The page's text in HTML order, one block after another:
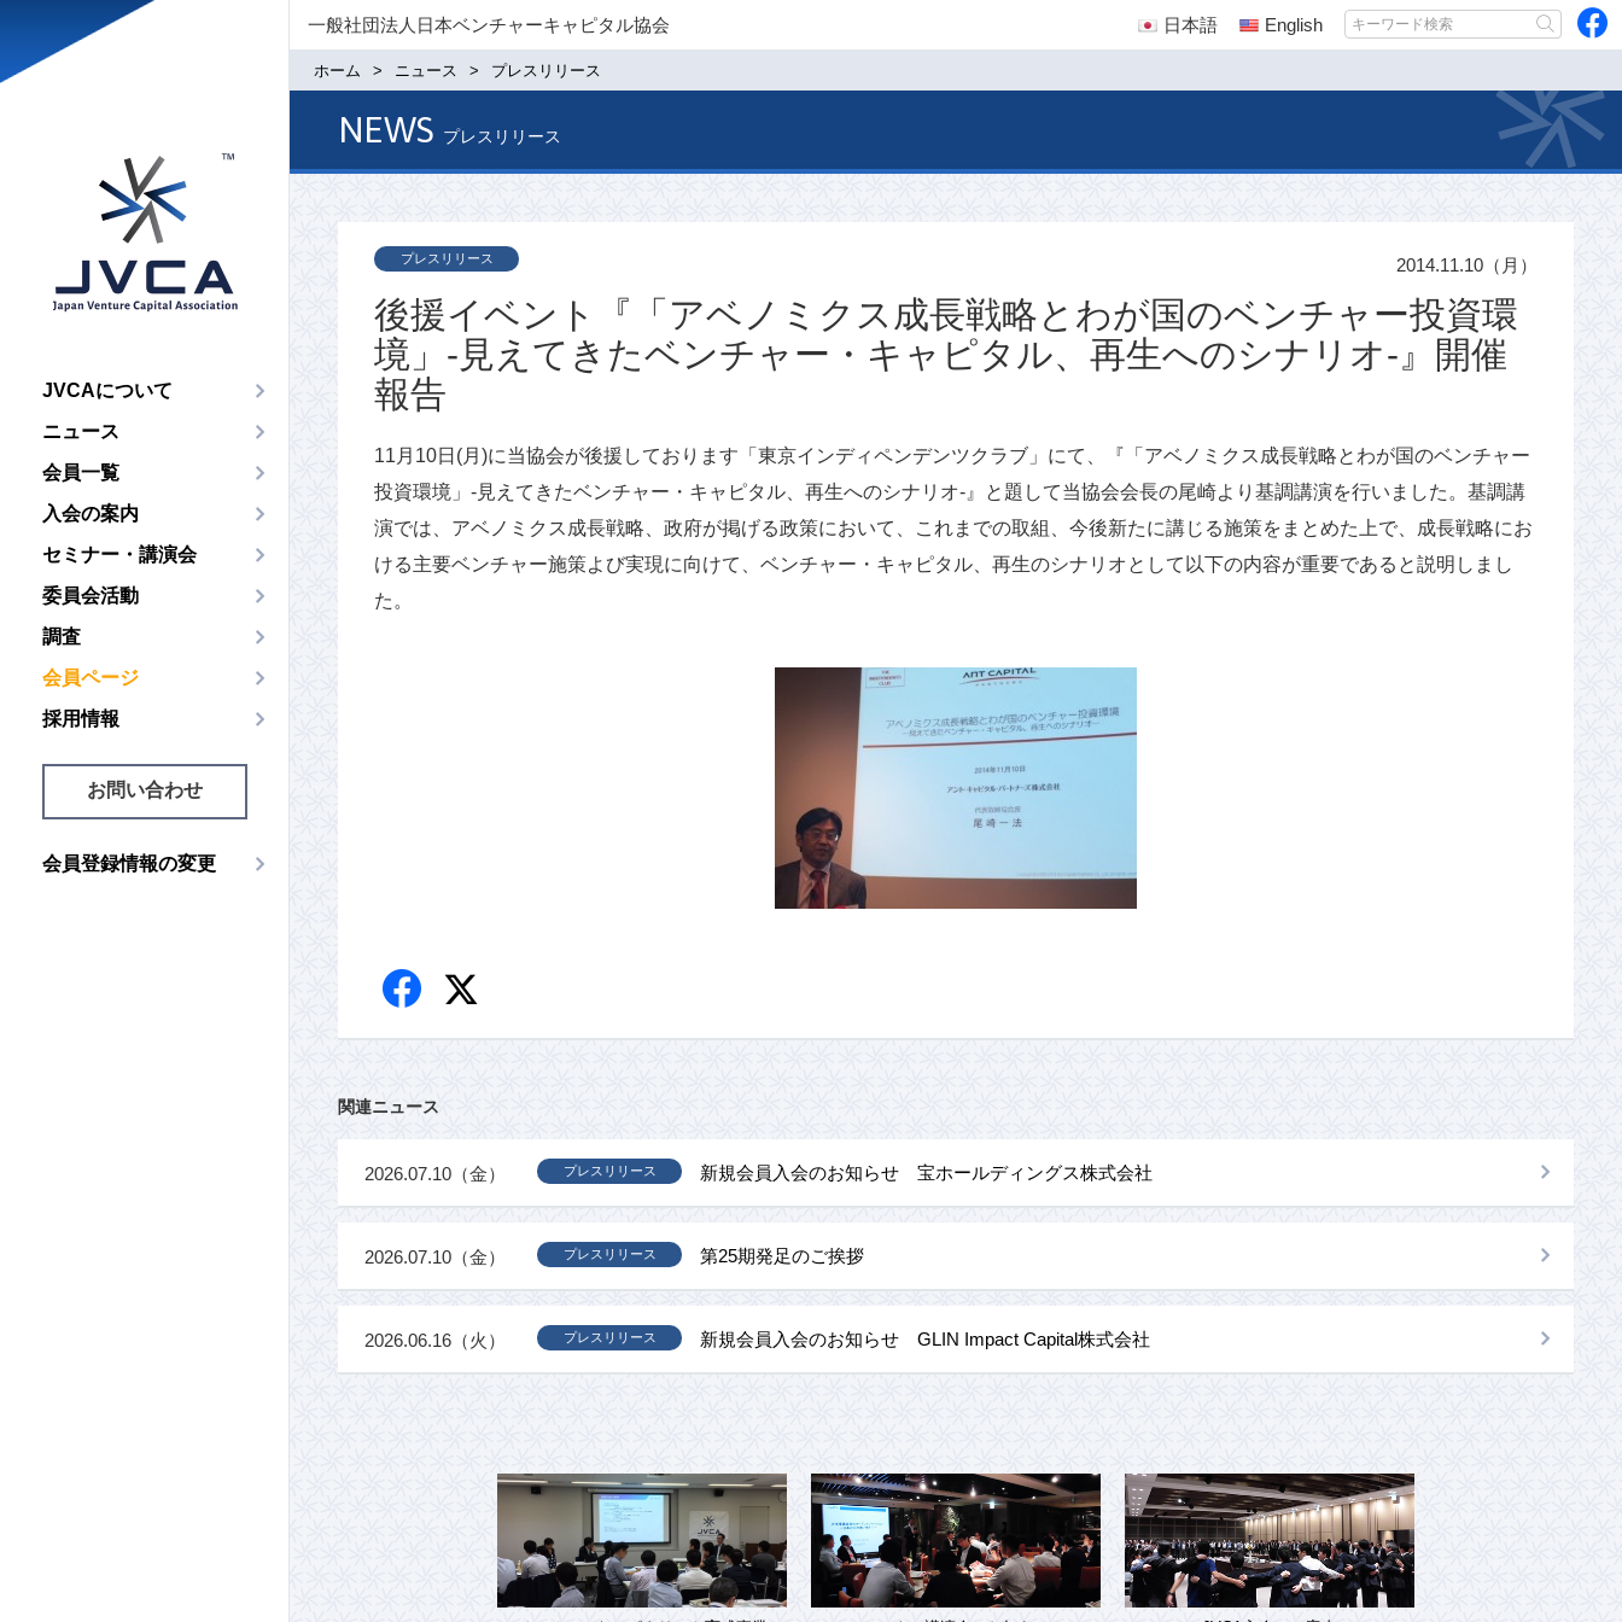
JVCAについて
ニュース
会員一覧
入会の案内
セミナー・講演会
委員会活動
調査
会員ページ
採用情報
お問い合わせ
会員登録情報の変更
一般社団法人日本ベンチャーキャピタル協会 日本語 English
ホーム ニュース プレスリリース
NEWS プレスリリース
後援イベント『「アベノミクス成長戦略とわが国のベンチャー投資環
境」-見えてきたベンチャー・キャピタル、再生へのシナリオ-』開催
報告
プレスリリース 2014.11.10（月）
11月10日(月)に当協会が後援しております「東京インディペンデンツクラブ」にて、『「アベノミクス成長戦略とわが国のベンチャー
投資環境」-見えてきたベンチャー・キャピタル、再生へのシナリオ-』と題して当協会会長の尾崎より基調講演を行いました。基調講
演では、アベノミクス成長戦略、政府が掲げる政策において、これまでの取組、今後新たに講じる施策をまとめた上で、成長戦略にお
ける主要ベンチャー施策よび実現に向けて、ベンチャー・キャピタル、再生のシナリオとして以下の内容が重要であると説明しまし
た。
関連ニュース
新規会員入会のお知らせ 宝ホールディングス株式会社
プレスリリース
2026.07.10（金）
第25期発足のご挨拶
プレスリリース
2026.07.10（金）
新規会員入会のお知らせ GLIN Impact Capital株式会社
プレスリリース
2026.06.16（火）